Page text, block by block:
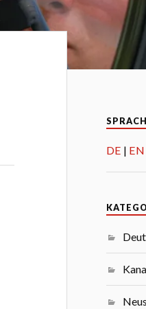
DE EN